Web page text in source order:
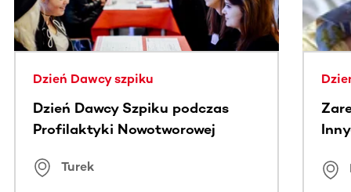
Dzień Dawcy szpiku
Dzień Dawcy Szpiku podczas
Profilaktyki Nowotworowej
Turek